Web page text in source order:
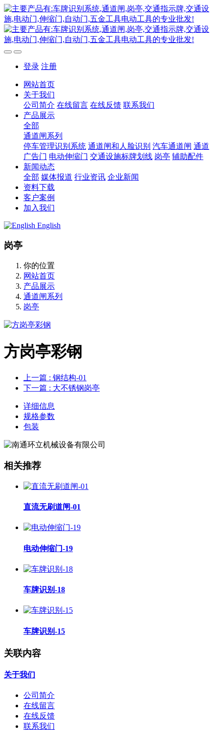
登录 注册
网站首页
关于我们
公司简介 在线留言 在线反馈 联系我们
产品展示
全部
通道闸系列
停车管理识别系统 通道闸和人脸识别 汽车通道闸 通道
广告门 电动伸缩门 交通设施标牌划线 岗亭 辅助配件
新闻动态
全部 媒体报道 行业资讯 企业新闻
资料下载
客户案例
加入我们
English
岗亭
你的位置
网站首页
产品展示
通道闸系列
岗亭
方岗亭彩钢
上一篇 : 钢结构-01
下一篇 : 大不锈钢岗亭
详细信息
规格参数
包装
相关推荐
直流无刷道闸-01
电动伸缩门-19
车牌识别-18
车牌识别-15
关联内容
关于我们
公司简介
在线留言
在线反馈
联系我们